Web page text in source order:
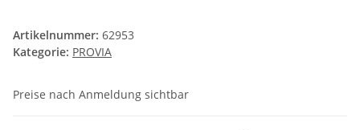
Artikelnummer: 62953
Kategorie: PROVIA
Preise nach Anmeldung sichtbar